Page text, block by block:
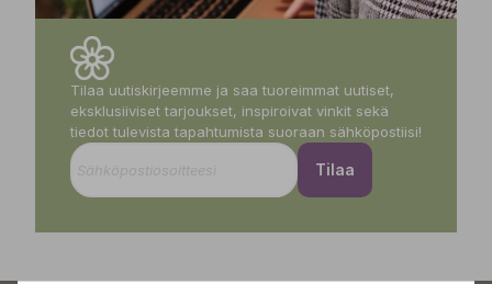
Tilaa uutiskirjeemme ja saa tuoreimmat uutiset,
eksklusiiviset tarjoukset, inspiroivat vinkit sekä
tiedot tulevista tapahtumista suoraan sähköpostiisi!
Tilaa